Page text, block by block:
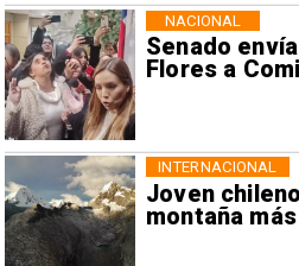
Senado
Flores a
NACIONAL
Joven
montaña
INTERNACIONAL